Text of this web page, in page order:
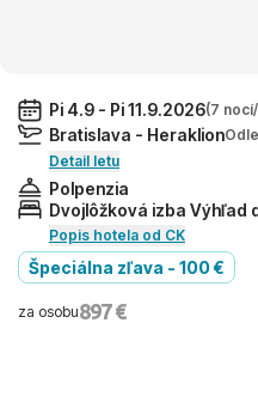
Pi 4.9 - Pi 11.9.2026(7
Bratislava - Heraklion
Detail letu
Polpenzia
Dvojlôžková izba Výhľad
Popis hotela od CK
Špeciálna zľava - 100 €
za osobu897 €